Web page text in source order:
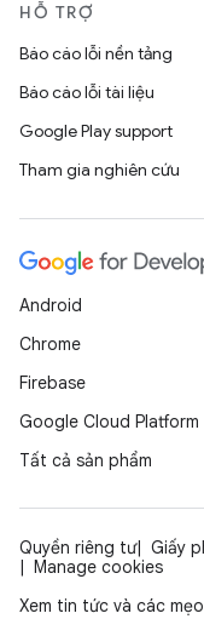
HỖ TRỢ
Báo cáo lỗi nền tảng
Báo cáo lỗi tài liệu
Google Play support
Tham gia nghiên cứu
Android
Chrome
Firebase
Google Cloud Platform
Tất cả sản phẩm
Quyền riêng tư Giấy
Manage cookies
Xem tin tức và các